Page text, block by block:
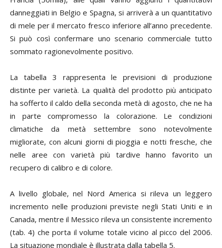
danneggiati in Belgio e Spagna, si arriverà a un quantitativo
di mele per il mercato fresco inferiore all’anno precedente.
Si può così confermare uno scenario commerciale tutto
sommato ragionevolmente positivo.
La tabella 3 rappresenta le previsioni di produzione
distinte per varietà. La qualità del prodotto più anticipato
ha sofferto il caldo della seconda metà di agosto, che ne ha
in parte compromesso la colorazione. Le condizioni
climatiche da metà settembre sono notevolmente
migliorate, con alcuni giorni di pioggia e notti fresche, che
nelle aree con varietà più tardive hanno favorito un
recupero di calibro e di colore.
A livello globale, nel Nord America si rileva un leggero
incremento nelle produzioni previste negli Stati Uniti e in
Canada, mentre il Messico rileva un consistente incremento
(tab. 4) che porta il volume totale vicino al picco del 2006.
La situazione mondiale è illustrata dalla tabella 5.